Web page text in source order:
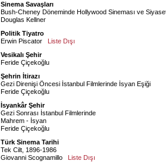
Sinema Savaşları
Bush-Cheney Döneminde Hollywood Sineması ve
Douglas Kellner
Politik Tiyatro
Erwin Piscator
Liste Dışı
Vesikalı Şehir
Feride Çiçekoğlu
Şehrin İtirazı
Gezi Direnişi Öncesi İstanbul Filmlerinde İsyan Eşiği
Feride Çiçekoğlu
İsyankâr Şehir
Gezi Sonrası İstanbul Filmlerinde
Mahrem - İsyan
Feride Çiçekoğlu
Türk Sinema Tarihi
Tek Cilt, 1896-1986
Giovanni Scognamillo
Liste Dışı